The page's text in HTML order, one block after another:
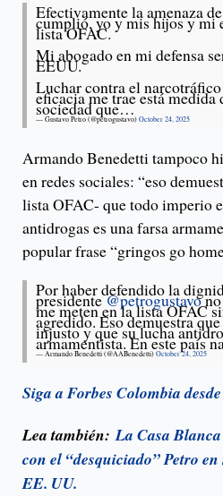
Efectivamente la amenaza
cumplió, yo y mis hijos y mi
lista OFAC.
Mi abogado en mi defensa
EEUU.
Luchar contra el
eficacia me trae está
sociedad que…
— Gustavo Petro (@petrogustavo) October 24, 2025
Armando Benedetti tampoco
en redes sociales: “eso
lista OFAC- que todo imperio
antidrogas es una farsa
popular frase “gringos go
Por haber defendido la
presidente@petrogustavono
me meten en la lista OFAC
agredido. Eso demuestra
injusto y que su lucha
armamentista. En este país
— Armando Benedetti (@AABenedetti) October 24, 2025
Siga a Forbes Colombia
Lea también:La Casa
con el “desquiciado” Petro
EE. UU.